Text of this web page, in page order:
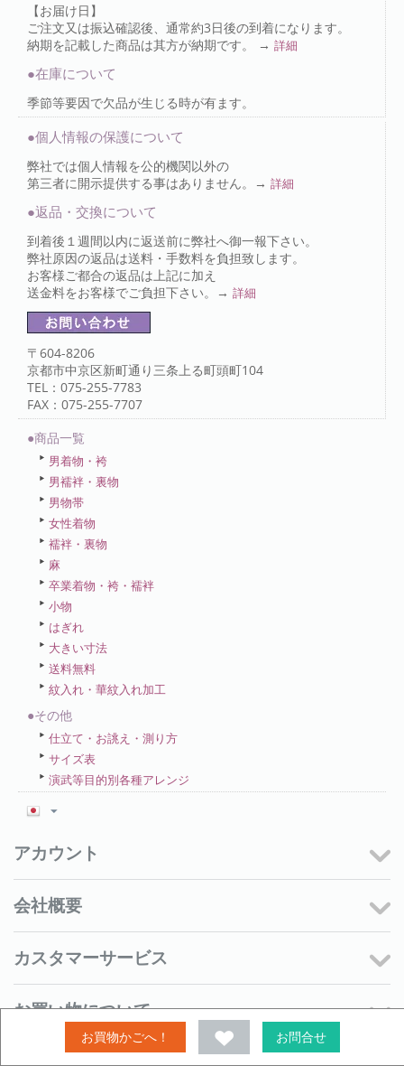
お買物かごへ！ お問合せ
【お届け日】
ご注文又は振込確認後、通常約3日後の到着になります。
納期を記載した商品は其方が納期です。 → 詳細
●在庫について
季節等要因で欠品が生じる時が有ます。
●個人情報の保護について
弊社では個人情報を公的機関以外の
第三者に開示提供する事はありません。→ 詳細
●返品・交換について
到着後１週間以内に返送前に弊社へ御一報下さい。
弊社原因の返品は送料・手数料を負担致します。
お客様ご都合の返品は上記に加え
送金料をお客様でご負担下さい。→ 詳細
〒604-8206
京都市中京区新町通り三条上る町頭町104
TEL：075-255-7783
FAX：075-255-7707
●商品一覧
男着物・袴
男襦袢・裏物
男物帯
女性着物
襦袢・裏物
麻
卒業着物・袴・襦袢
小物
はぎれ
大きい寸法
送料無料
紋入れ・華紋入れ加工
●その他
仕立て・お誂え・測り方
サイズ表
演武等目的別各種アレンジ
アカウント
会社概要
カスタマーサービス
お買い物について